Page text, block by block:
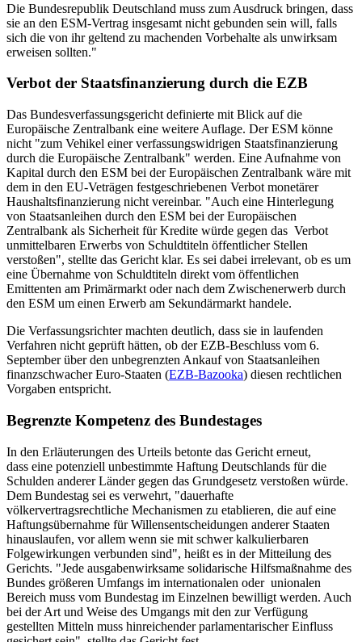
Die Bundesrepublik Deutschland muss zum Ausdruck bringen, dass
sie an den ESM-Vertrag insgesamt nicht gebunden sein will, falls
sich die von ihr geltend zu machenden Vorbehalte als unwirksam
erweisen sollten."
Verbot der Staatsfinanzierung durch die EZB
Das Bundesverfassungsgericht definierte mit Blick auf die
Europäische Zentralbank eine weitere Auflage. Der ESM könne
nicht "zum Vehikel einer verfassungswidrigen Staatsfinanzierung
durch die Europäische Zentralbank" werden. Eine Aufnahme von
Kapital durch den ESM bei der Europäischen Zentralbank wäre mit
dem in den EU-Veträgen festgeschriebenen Verbot monetärer
Haushaltsfinanzierung nicht vereinbar. "Auch eine Hinterlegung
von Staatsanleihen durch den ESM bei der Europäischen
Zentralbank als Sicherheit für Kredite würde gegen das Verbot
unmittelbaren Erwerbs von Schuldtiteln öffentlicher Stellen
verstoßen", stellte das Gericht klar. Es sei dabei irrelevant, ob es um
eine Übernahme von Schuldtiteln direkt vom öffentlichen
Emittenten am Primärmarkt oder nach dem Zwischenerwerb durch
den ESM um einen Erwerb am Sekundärmarkt handele.
Die Verfassungsrichter machten deutlich, dass sie in laufenden
Verfahren nicht geprüft hätten, ob der EZB-Beschluss vom 6.
September über den unbegrenzten Ankauf von Staatsanleihen
finanzschwacher Euro-Staaten (EZB-Bazooka) diesen rechtlichen
Vorgaben entspricht.
Begrenzte Kompetenz des Bundestages
In den Erläuterungen des Urteils betonte das Gericht erneut,
dass eine potenziell unbestimmte Haftung Deutschlands für die
Schulden anderer Länder gegen das Grundgesetz verstoßen würde.
Dem Bundestag sei es verwehrt, "dauerhafte
völkervertragsrechtliche Mechanismen zu etablieren, die auf eine
Haftungsübernahme für Willensentscheidungen anderer Staaten
hinauslaufen, vor allem wenn sie mit schwer kalkulierbaren
Folgewirkungen verbunden sind", heißt es in der Mitteilung des
Gerichts. "Jede ausgabenwirksame solidarische Hilfsmaßnahme des
Bundes größeren Umfangs im internationalen oder unionalen
Bereich muss vom Bundestag im Einzelnen bewilligt werden. Auch
bei der Art und Weise des Umgangs mit den zur Verfügung
gestellten Mitteln muss hinreichender parlamentarischer Einfluss